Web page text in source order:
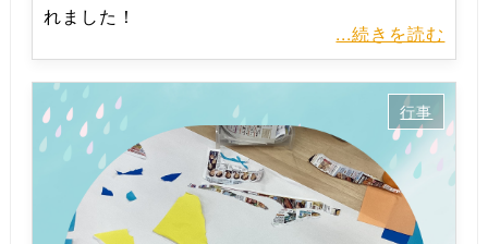
れました！
...続きを読む
行事